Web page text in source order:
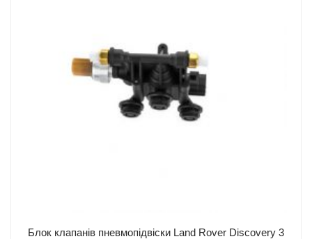
Блок клапанів пневмопідвіски Land Rover Discovery 3